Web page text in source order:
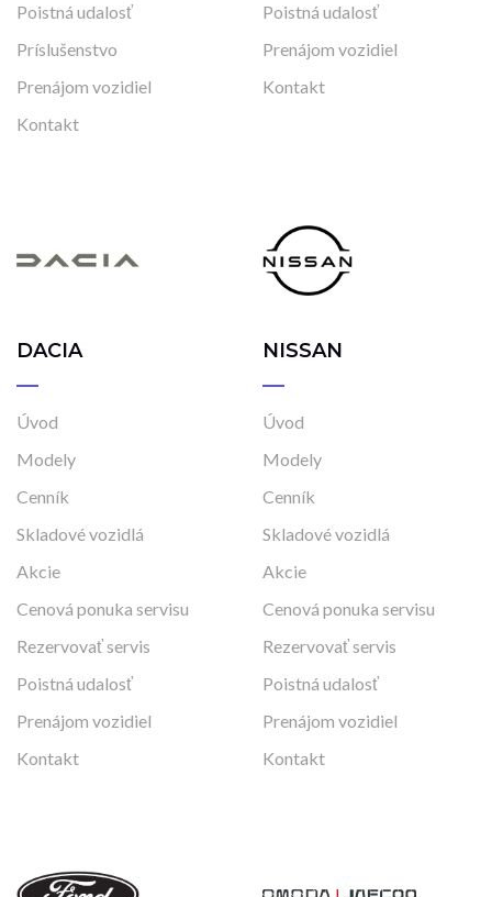
Poistná udalosť
Príslušenstvo
Prenájom vozidiel
Kontakt
Poistná udalosť
Prenájom vozidiel
Kontakt
DACIA
Úvod
Modely
Cenník
Skladové vozidlá
Akcie
Cenová ponuka servisu
Rezervovať servis
Poistná udalosť
Prenájom vozidiel
Kontakt
NISSAN
Úvod
Modely
Cenník
Skladové vozidlá
Akcie
Cenová ponuka servisu
Rezervovať servis
Poistná udalosť
Prenájom vozidiel
Kontakt